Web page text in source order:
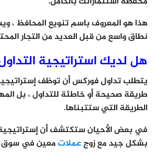
هذا هو المعروف باسم تنويع المحافظ ،
نطاق واسع من قبل العديد من التجار
هل لديك استراتيجية
يتطلب تداول فوركس أن توظف
طريقة صحيحة أو خاطئة للتداول ، بل
الطريقة التي ستتبناها.
في بعض الأحيان ستكتشف أن
بشكل جيد مع زوجعملاتمعين في سوق